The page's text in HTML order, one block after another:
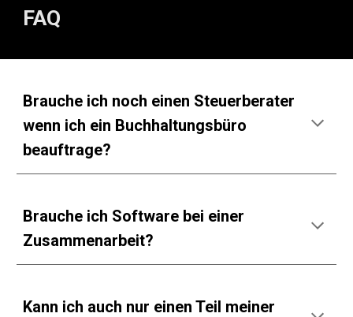
FAQ
Brauche ich noch einen Steuerberater
wenn ich ein Buchhaltungsbüro
beauftrage?
Brauche ich Software bei einer
Zusammenarbeit?
Kann ich auch nur einen Teil meiner